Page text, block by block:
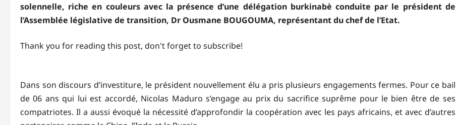
solennelle, riche en couleurs avec la présence d’une délégation burkinabè conduite par le président de
l’Assemblée législative de transition, Dr Ousmane BOUGOUMA, représentant du chef de l’Etat.
Thank you for reading this post, don't forget to subscribe!
Dans son discours d’investiture, le président nouvellement élu a pris plusieurs engagements fermes. Pour ce bail
de 06 ans qui lui est accordé, Nicolas Maduro s’engage au prix du sacrifice suprême pour le bien être de ses
compatriotes. Il a aussi évoqué la nécessité d’approfondir la coopération avec les pays africains, et avec d’autres